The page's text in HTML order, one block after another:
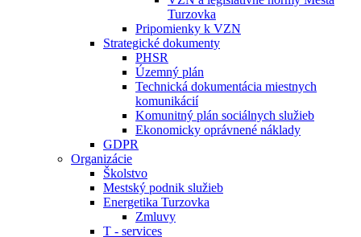
Turzovka
Pripomienky k VZN
Strategické dokumenty
PHSR
Územný plán
Technická dokumentácia miestnych
komunikácií
Komunitný plán sociálnych služieb
Ekonomicky oprávnené náklady
GDPR
Organizácie
Školstvo
Mestský podnik služieb
Energetika Turzovka
Zmluvy
T - services